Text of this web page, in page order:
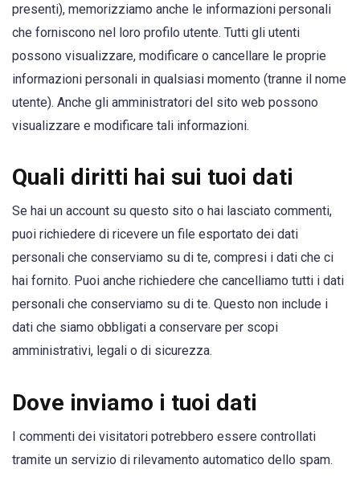
presenti), memorizziamo anche le informazioni personali
che forniscono nel loro profilo utente. Tutti gli utenti
possono visualizzare, modificare o cancellare le proprie
informazioni personali in qualsiasi momento (tranne il nome
utente). Anche gli amministratori del sito web possono
visualizzare e modificare tali informazioni.
Quali diritti hai sui tuoi dati
Se hai un account su questo sito o hai lasciato commenti,
puoi richiedere di ricevere un file esportato dei dati
personali che conserviamo su di te, compresi i dati che ci
hai fornito. Puoi anche richiedere che cancelliamo tutti i dati
personali che conserviamo su di te. Questo non include i
dati che siamo obbligati a conservare per scopi
amministrativi, legali o di sicurezza.
Dove inviamo i tuoi dati
I commenti dei visitatori potrebbero essere controllati
tramite un servizio di rilevamento automatico dello spam.